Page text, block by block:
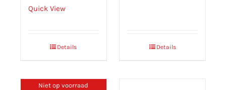
Quick View
Details Details
Niet op voorraad